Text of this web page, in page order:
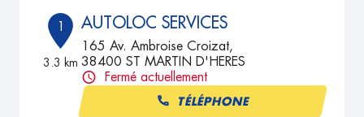
1
3.3 km
AUTOLOC SERVICES
165 Av. Ambroise Croizat,
38400 ST MARTIN D'HERES
Fermé actuellement
TÉLÉPHONE